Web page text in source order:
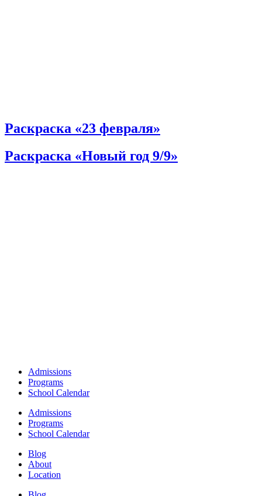
Раскраска «23 февраля»
Раскраска «Новый год 9/9»
Admissions
Programs
School Calendar
Admissions
Programs
School Calendar
Blog
About
Location